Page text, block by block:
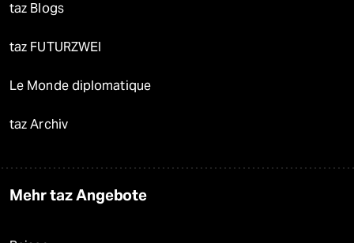
taz Blogs
taz FUTURZWEI
Le Monde diplomatique
taz Archiv
Mehr taz Angebote